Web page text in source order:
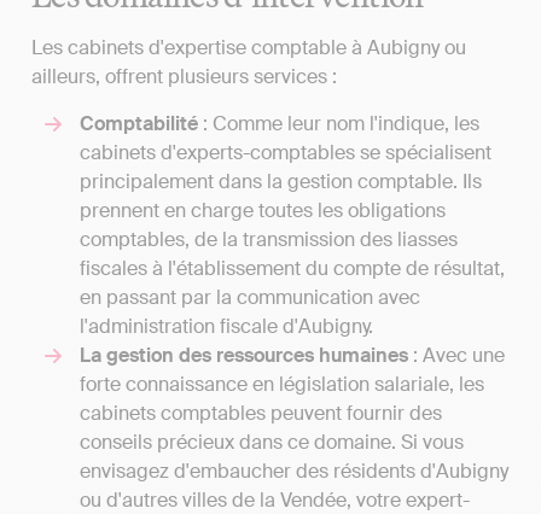
Les cabinets d'expertise comptable à Aubigny ou
ailleurs, offrent plusieurs services :
Comptabilité : Comme leur nom l'indique, les
cabinets d'experts-comptables se spécialisent
principalement dans la gestion comptable. Ils
prennent en charge toutes les obligations
comptables, de la transmission des liasses
fiscales à l'établissement du compte de résultat,
en passant par la communication avec
l'administration fiscale d'Aubigny.
La gestion des ressources humaines : Avec une
forte connaissance en législation salariale, les
cabinets comptables peuvent fournir des
conseils précieux dans ce domaine. Si vous
envisagez d'embaucher des résidents d'Aubigny
ou d'autres villes de la Vendée, votre expert-